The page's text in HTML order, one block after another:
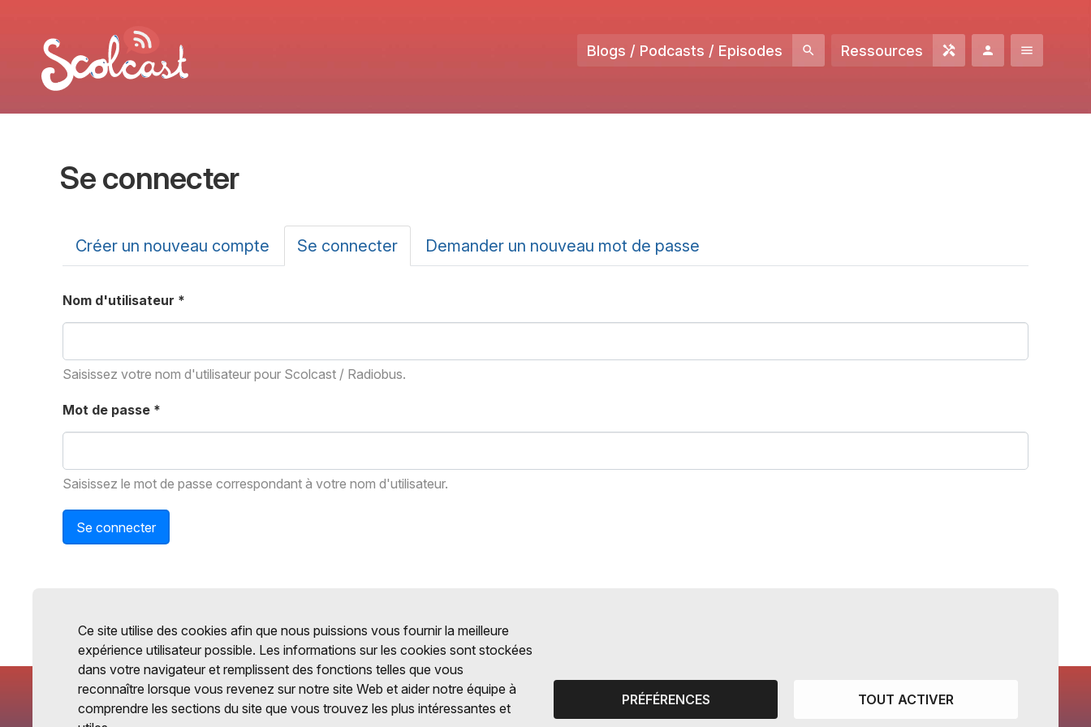
Blogs / Podcasts / Episodes Ressources
Se connecter
Onglets principaux
Créer un nouveau compte Se connecter (onglet
actif)
Demander un nouveau mot de passe
Nom d'utilisateur *
Saisissez votre nom d'utilisateur pour Scolcast / Radiobus.
Mot de passe *
Saisissez le mot de passe correspondant à votre nom d'utilisateur.
Se connecter
Ce site utilise des cookies afin que nous puissions vous fournir la meilleure
expérience utilisateur possible. Les informations sur les cookies sont stockées
dans votre navigateur et remplissent des fonctions telles que vous
reconnaître lorsque vous revenez sur notre site Web et aider notre équipe à
comprendre les sections du site que vous trouvez les plus intéressantes et
PRÉFÉRENCES TOUT ACTIVER